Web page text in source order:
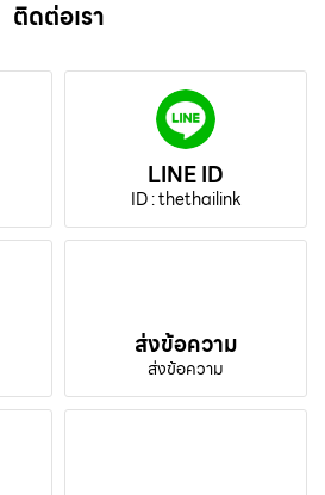
ติดต่อเรา
LINE ID
ID : thethailink
ส่งข้อความ
ส่งข้อความ